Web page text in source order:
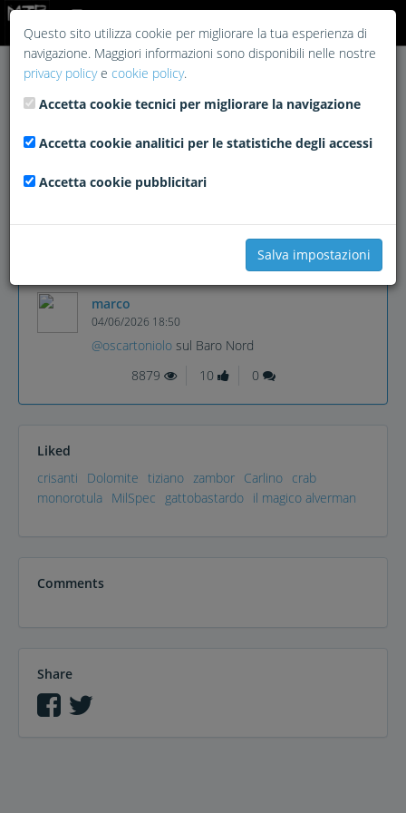
marco
04/06/2026 18:50
@oscartoniolo sul Baro Nord
8879
10 0
Liked
crisanti
Dolomite tiziano zambor Carlino crab
monorotula MilSpec gattobastardo il magico alverman
Comments
Share
Questo sito utilizza cookie per migliorare la tua esperienza di
navigazione. Maggiori informazioni sono disponibili nelle nostre
privacy policye cookie policy.
Accetta cookie tecnici per migliorare la navigazione
Accetta cookie analitici per le statistiche degli accessi
Accetta cookie pubblicitari
Salva impostazioni